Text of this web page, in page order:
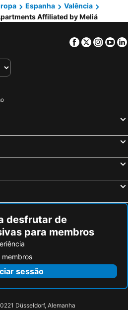
Espanha
Valência
Affiliated by Meliá
Facebook
Twitter
desfrutar de
para membros
sessão
Düsseldorf, Alemanha